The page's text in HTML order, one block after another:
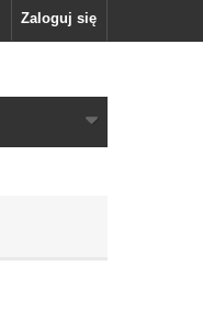
Zaloguj się